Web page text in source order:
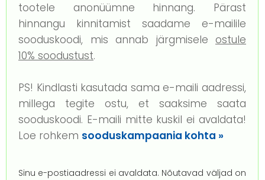
tootele anonüümne hinnang. Pärast
hinnangu kinnitamist saadame e-mailile
sooduskoodi, mis annab järgmisele ostule
10% soodustust.
PS! Kindlasti kasutada sama e-maili aadressi,
millega tegite ostu, et saaksime saata
sooduskoodi. E-maili mitte kuskil ei avaldata!
Loe rohkem sooduskampaania kohta »
Sinu e-postiaadressi ei avaldata. Nõutavad väljad on